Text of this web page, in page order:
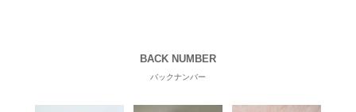
BACK NUMBER
バックナンバー